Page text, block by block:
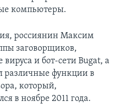
компьютеры.
россиянин Максим
заговорщиков,
и бот-сети Bugat, а
различные функции в
который,
в ноябре 2011 года.